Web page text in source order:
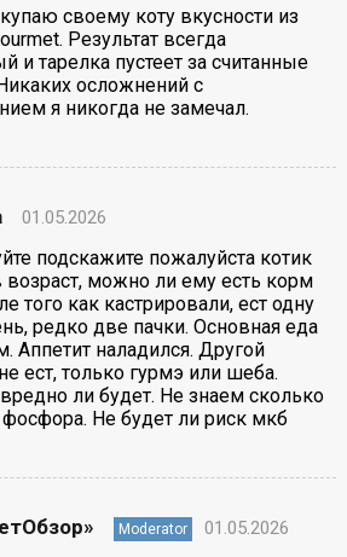
своему коту вкусности из
Результат всегда
и тарелка пустеет за считанные
осложнений с
я никогда не замечал.
01.05.2026
подскажите пожалуйста котик
можно ли ему есть корм
того как кастрировали, ест одну
редко две пачки. Основная еда
Аппетит наладился. Другой
ест, только гурмэ или шеба.
ли будет. Не знаем сколько
Не будет ли риск мкб
Moderator 01.05.2026